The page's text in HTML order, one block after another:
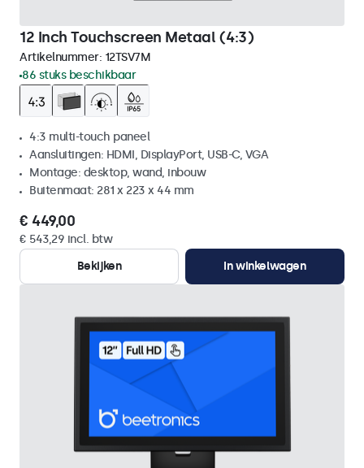
12 Inch Touchscreen Metaal (4:3)
Artikelnummer: 12TSV7M
86 stuks beschikbaar
4:3 multi-touch paneel
Aansluitingen: HDMI, DisplayPort, USB-C, VGA
Montage: desktop, wand, inbouw
Buitenmaat: 281 x 223 x 44 mm
€ 449,00
€ 543,29 incl. btw
Bekijken
In winkelwagen